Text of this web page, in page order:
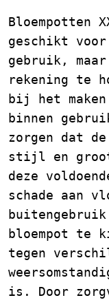
Bloempotten
geschikt
gebruik,
rekening te
bij het
binnen
zorgen dat
stijl en
deze
schade aan
bloempot te
tegen
is. Door